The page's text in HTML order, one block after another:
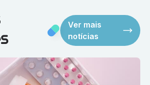
Ver mais
notícias